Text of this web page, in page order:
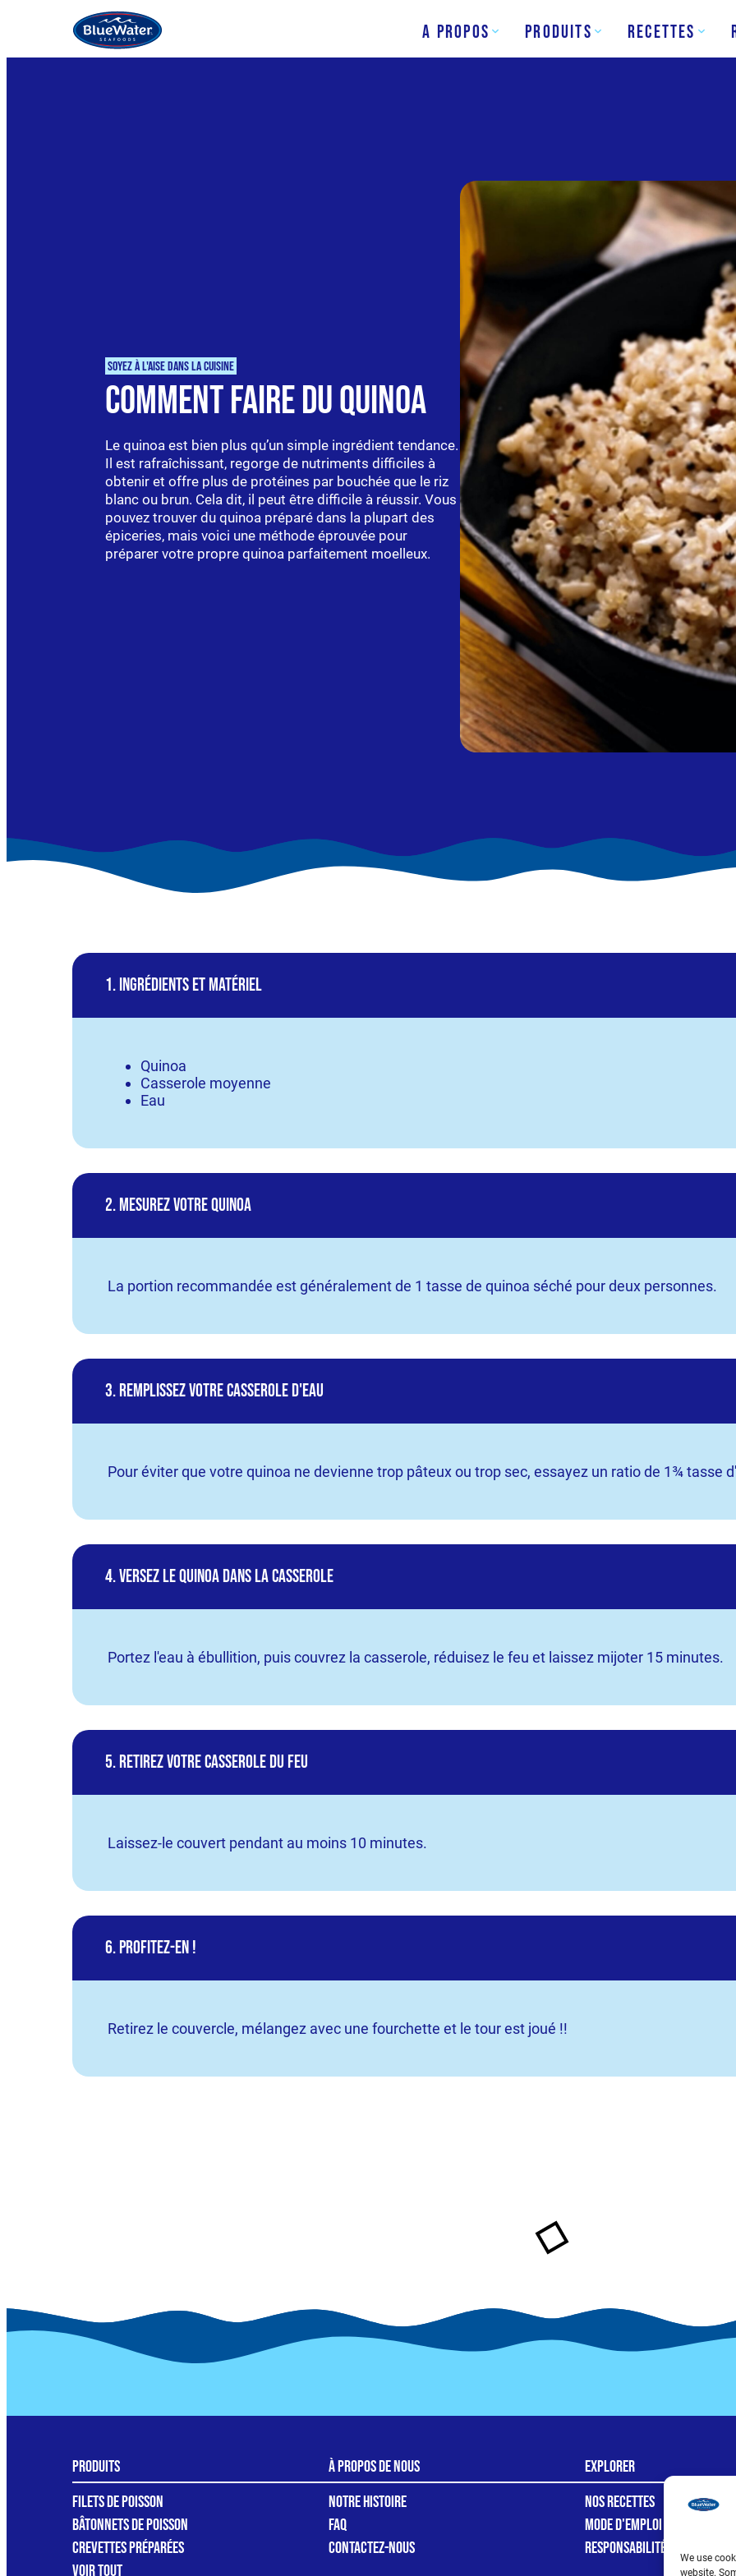
We use
website.
A Propos Produits
de poisson
Ail et herbe
A l’anglaise
Crevettes en
Papillon
Recettes
Soyez à l'aise dans la cuisine
Comment faire du quinoa
Le quinoa est bien plus qu’un simple ingrédient tendance.
Il est rafraîchissant, regorge de nutriments difficiles à
obtenir et offre plus de protéines par bouchée que le riz
blanc ou brun. Cela dit, il peut être difficile à réussir. Vous
pouvez trouver du quinoa préparé dans la plupart des
épiceries, mais voici une méthode éprouvée pour
préparer votre propre quinoa parfaitement moelleux.
1. Ingrédients et matériel
Quinoa
Casserole moyenne
Eau
2. Mesurez votre quinoa
La portion recommandée est généralement de 1 tasse de quinoa séché pour deux personnes.
3. Remplissez votre casserole d'eau
Pour éviter que votre quinoa ne devienne trop pâteux ou trop sec, essayez un ratio de 1¾ tasse
4. Versez le quinoa dans la casserole
Portez l'eau à ébullition, puis couvrez la casserole, réduisez le feu et laissez mijoter 15 minutes.
5. Retirez votre casserole du feu
Laissez-le couvert pendant au moins 10 minutes.
6. Profitez-en !
Retirez le couvercle, mélangez avec une fourchette et le tour est joué !!
Produits
Filets de poisson
Bâtonnets de poisson
Crevettes préparées
Voir tout
à propos de nous
Notre Histoire
FAQ
Contactez-nous
Explorer
Nos recettes
Mode d'emploi
Responsabilité